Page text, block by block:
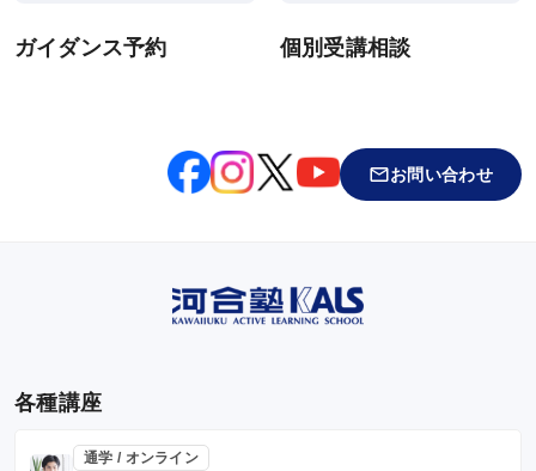
ガイダンス予約 個別受講相談
お問い合わせ
各種講座
通学 / オンライン